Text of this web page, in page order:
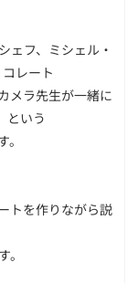
ェフ、ミシェル・
レート
メラ先生が一緒に
という
トを作りながら説